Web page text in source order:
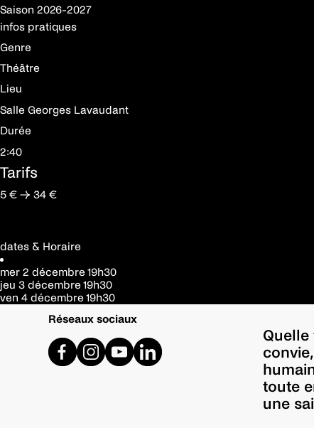
Saison 2026-2027
infos pratiques
Genre
Théâtre
Lieu
Salle Georges Lavaudant
Durée
2:40
Tarifs
5 € → 34 €
dates & Horaire
mer 2 décembre 19h30
jeu 3 décembre 19h30
ven 4 décembre 19h30
Réseaux sociaux
Quelle
toute
une